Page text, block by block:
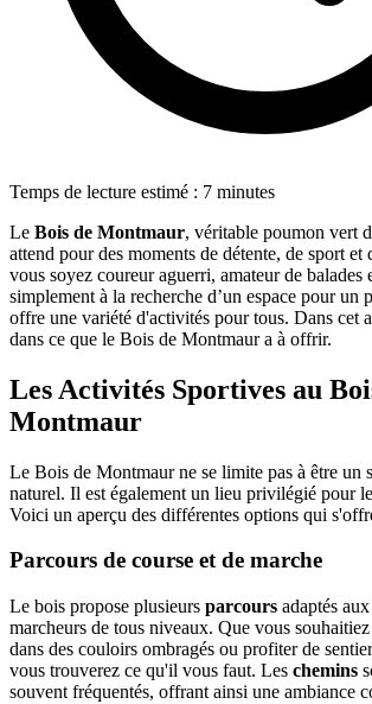
Temps de lecture estimé : 7 minutes
Le Bois de Montmaur, véritable poumon vert
attend pour des moments de détente, de sport et
vous soyez coureur aguerri, amateur de balades
simplement à la recherche d’un espace pour un
offre une variété d'activités pour tous. Dans cet
dans ce que le Bois de Montmaur a à offrir.
Les Activités Sportives au
Montmaur
Le Bois de Montmaur ne se limite pas à être un
naturel. Il est également un lieu privilégié pour
Voici un aperçu des différentes options qui
Parcours de course et de marche
Le bois propose plusieurs parcours adaptés
marcheurs de tous niveaux. Que vous
dans des couloirs ombragés ou profiter de
vous trouverez ce qu'il vous faut. Les chemins
souvent fréquentés, offrant ainsi une ambiance